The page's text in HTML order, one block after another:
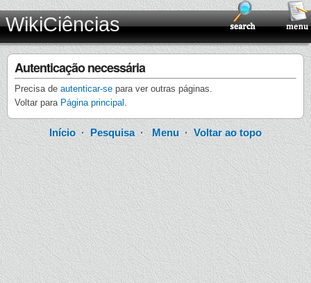
WikiCiências
Autenticação necessária
Precisa de autenticar-se para ver outras páginas.
Voltar para Página principal .
Início · Pesquisa·Menu ·Voltar ao topo